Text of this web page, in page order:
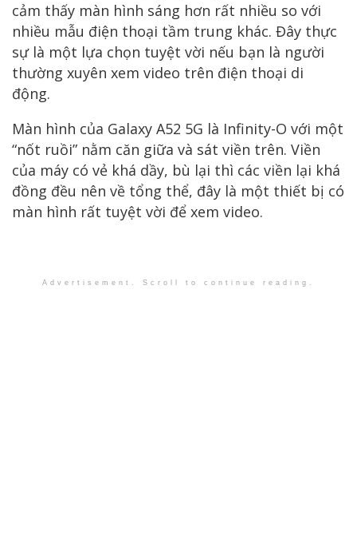
cảm thấy màn hình sáng hơn rất nhiều so với
nhiều mẫu điện thoại tầm trung khác. Đây thực
sự là một lựa chọn tuyệt vời nếu bạn là người
thường xuyên xem video trên điện thoại di
động.
Màn hình của Galaxy A52 5G là Infinity-O với một
“nốt ruồi” nằm căn giữa và sát viền trên. Viền
của máy có vẻ khá dầy, bù lại thì các viền lại khá
đồng đều nên về tổng thể, đây là một thiết bị có
màn hình rất tuyệt vời để xem video.
Advertisement. Scroll to continue reading.